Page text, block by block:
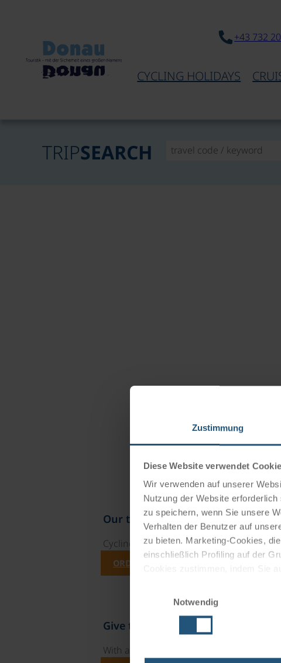
Zustimmung
Diese Website verwendet
Wir verwenden auf unserer
Nutzung der Website
zu speichern, wenn Sie unsere
Verhalten der Benutzer auf
zu bieten. Marketing-Cookies,
einschließlich Profiling auf der
Impressum Datenschutz
Notwendig
+43 732
CYCLING HOLIDAYS
TRIPSEARCH
Our travel catalogues
Cycling holidays, cruises and cycle
ORDER NOW FREE OF CHARGE
Give the gift of unforgettable
With a travel voucher you always have